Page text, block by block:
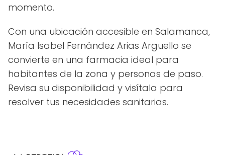
momento.
Con una ubicación accesible en Salamanca,
María Isabel Fernández Arias Arguello se
convierte en una farmacia ideal para
habitantes de la zona y personas de paso.
Revisa su disponibilidad y visítala para
resolver tus necesidades sanitarias.